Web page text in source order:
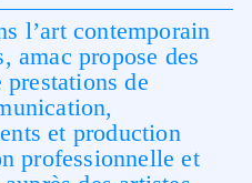
l’art contemporain
amac propose des
de
et production
professionnelle et